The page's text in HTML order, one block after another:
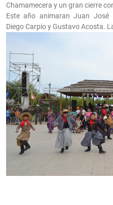
Chamamecera y un gran cierre
Este año animaran Juan José
Diego Carpio y Gustavo Acosta.